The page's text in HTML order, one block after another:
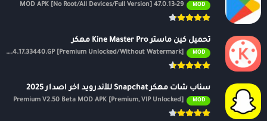
MOD
47.0.13-29 MOD APK [No Root/All Devices/Full Version]
تحميل كين ماستر Kine Master Pro مهكر
MOD
APK v7.4.17.33440.GP [Premium Unlocked/Without Watermark]
سناب شات مهكر Snapchat للأندرويد اخر اصدار 2025
MOD
Premium V2.50 Beta MOD APK [Premium, VIP Unlocked]